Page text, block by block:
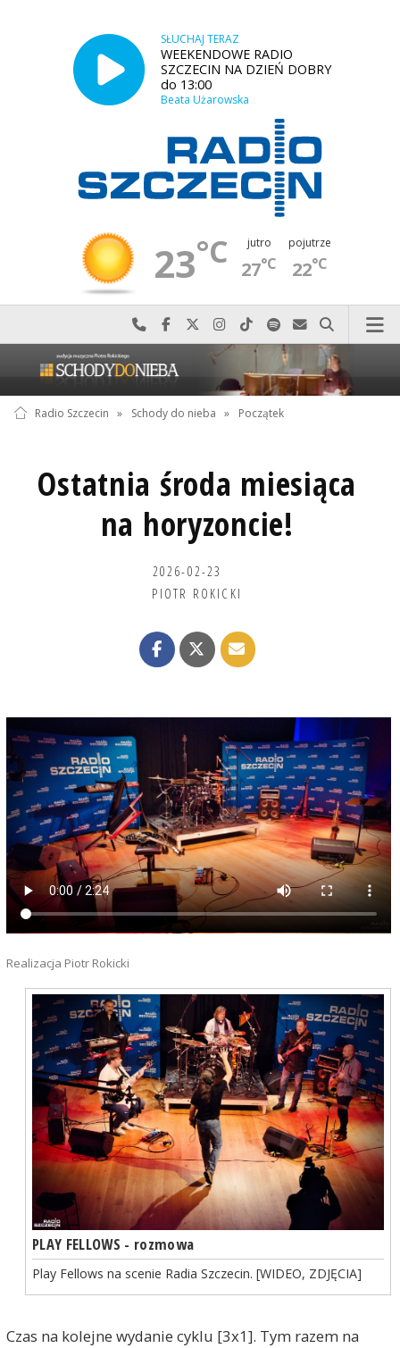
SŁUCHAJ TERAZ
WEEKENDOWE RADIO
SZCZECIN NA DZIEŃ DOBRY
do 13:00
Beata Użarowska
23°C jutro
27°C
pojutrze
22°C
Najlepiej po prostu do nas zadzwoń
Odwiedź nas na Facebook-u
Odwiedź nas na X
Odwiedź nas na Instagram-ie
Odwiedź nas na TikTok-u
Szukaj nas na Spotify
Wyślij do nas
Szukaj
Radio Szczecin » Schody do nieba » Początek
Ostatnia środa miesiąca
na horyzoncie!
2026-02-23
PIOTR ROKICKI
Realizacja Piotr Rokicki
PLAY FELLOWS - rozmowa
Play Fellows na scenie Radia Szczecin. [WIDEO, ZDJĘCIA]
Czas na kolejne wydanie cyklu [3x1]. Tym razem na